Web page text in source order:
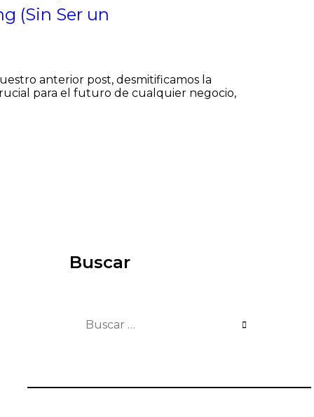
(Sin Ser un
anterior post, desmitificamos la
para el futuro de cualquier negocio,
Buscar